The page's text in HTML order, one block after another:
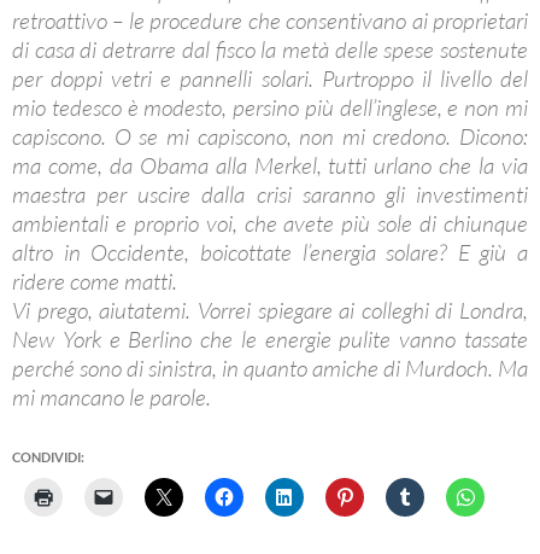
retroattivo – le procedure che consentivano ai proprietari
di casa di detrarre dal fisco la metà delle spese sostenute
per doppi vetri e pannelli solari. Purtroppo il livello del
mio tedesco è modesto, persino più dell’inglese, e non mi
capiscono. O se mi capiscono, non mi credono. Dicono:
ma come, da Obama alla Merkel, tutti urlano che la via
maestra per uscire dalla crisi saranno gli investimenti
ambientali e proprio voi, che avete più sole di chiunque
altro in Occidente, boicottate l’energia solare? E giù a
ridere come matti.
Vi prego, aiutatemi. Vorrei spiegare ai colleghi di Londra,
New York e Berlino che le energie pulite vanno tassate
perché sono di sinistra, in quanto amiche di Murdoch. Ma
mi mancano le parole.
CONDIVIDI: